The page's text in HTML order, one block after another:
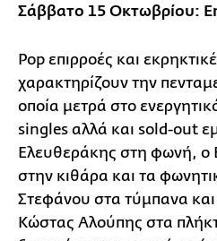
Σάββατο 15 Οκτωβρίου:
Pop επιρροές και
χαρακτηρίζουν την
οποία μετρά στο
singles αλλά και sold-out
Ελευθεράκης στη φωνή, ο
στην κιθάρα και τα
Στεφάνου στα τύμπανα
Κώστας Αλούπης στα